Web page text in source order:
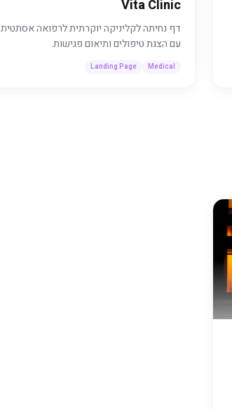
Vita Clinic
דף נחיתה לקליניקה יוקרתית לרפואה אסתטית
עם הצגת טיפולים ותיאום פגישות.
Medical
Landing Page